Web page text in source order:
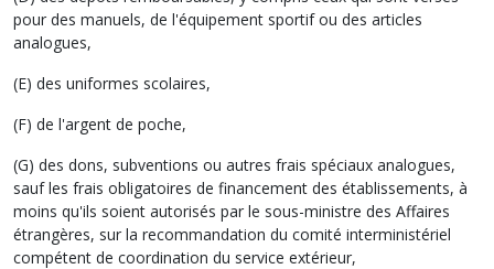
pour des manuels, de l'équipement sportif ou des articles
analogues,
(E) des uniformes scolaires,
(F) de l'argent de poche,
(G) des dons, subventions ou autres frais spéciaux analogues,
sauf les frais obligatoires de financement des établissements, à
moins qu'ils soient autorisés par le sous-ministre des Affaires
étrangères, sur la recommandation du comité interministériel
compétent de coordination du service extérieur,